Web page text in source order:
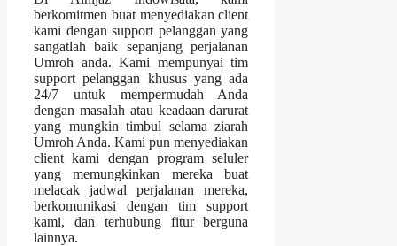
berkomitmen buat menyediakan client
kami dengan support pelanggan yang
sangatlah baik sepanjang perjalanan
Umroh anda. Kami mempunyai tim
support pelanggan khusus yang ada
24/7 untuk mempermudah Anda
dengan masalah atau keadaan darurat
yang mungkin timbul selama ziarah
Umroh Anda. Kami pun menyediakan
client kami dengan program seluler
yang memungkinkan mereka buat
melacak jadwal perjalanan mereka,
berkomunikasi dengan tim support
kami, dan terhubung fitur berguna
lainnya.